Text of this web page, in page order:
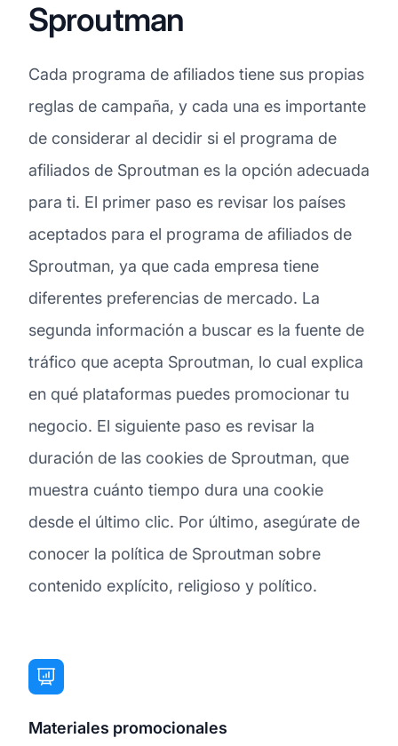
Sproutman
Cada programa de afiliados tiene sus propias
reglas de campaña, y cada una es importante
de considerar al decidir si el programa de
afiliados de Sproutman es la opción adecuada
para ti. El primer paso es revisar los países
aceptados para el programa de afiliados de
Sproutman, ya que cada empresa tiene
diferentes preferencias de mercado. La
segunda información a buscar es la fuente de
tráfico que acepta Sproutman, lo cual explica
en qué plataformas puedes promocionar tu
negocio. El siguiente paso es revisar la
duración de las cookies de Sproutman, que
muestra cuánto tiempo dura una cookie
desde el último clic. Por último, asegúrate de
conocer la política de Sproutman sobre
contenido explícito, religioso y político.
Materiales promocionales